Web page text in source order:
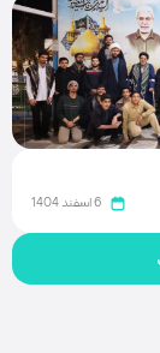
25 بهمن 1404